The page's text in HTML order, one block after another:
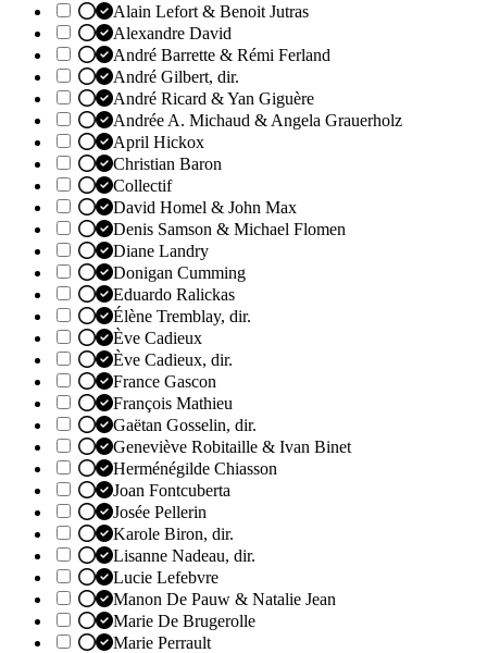
Alain Lefort & Benoit Jutras
Alexandre David
André Barrette & Rémi Ferland
André Gilbert, dir.
André Ricard & Yan Giguère
Andrée A. Michaud & Angela Grauerholz
April Hickox
Christian Baron
Collectif
David Homel & John Max
Denis Samson & Michael Flomen
Diane Landry
Donigan Cumming
Eduardo Ralickas
Élène Tremblay, dir.
Ève Cadieux
Ève Cadieux, dir.
France Gascon
François Mathieu
Gaëtan Gosselin, dir.
Geneviève Robitaille & Ivan Binet
Herménégilde Chiasson
Joan Fontcuberta
Josée Pellerin
Karole Biron, dir.
Lisanne Nadeau, dir.
Lucie Lefebvre
Manon De Pauw & Natalie Jean
Marie De Brugerolle
Marie Perrault